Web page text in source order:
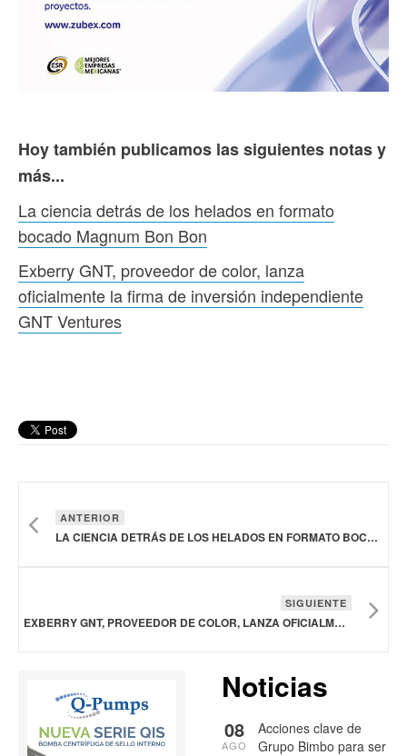
Hoy también publicamos las siguientes notas y
más...
La ciencia detrás de los helados en formato
bocado Magnum Bon Bon
Exberry GNT, proveedor de color, lanza
oficialmente la firma de inversión independiente
GNT Ventures
ANTERIOR
LA CIENCIA DETRÁS DE LOS HELADOS EN FORMATO BOCADO MAGNUM BON BON
SIGUIENTE
EXBERRY GNT, PROVEEDOR DE COLOR, LANZA OFICIALMENTE LA FIRMA DE INVERSIÓN INDEPENDIENTE GNT VENTURES
Noticias
Acciones clave de
Grupo Bimbo para ser
08
AGO